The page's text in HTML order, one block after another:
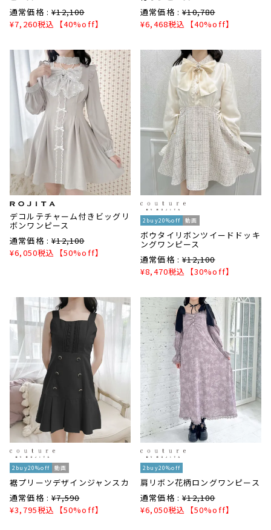
通常価格 : ¥12,100
¥7,260税込 【40%off】
通常価格 : ¥10,780
¥6,468税込 【40%off】
デコルテチャーム付きビッグリ
ボンワンピース
通常価格 : ¥12,100
¥6,050税込 【50%off】
2buy20%off 動画
ボウタイリボンツイードドッキ
ングワンピース
通常価格 : ¥12,100
¥8,470税込 【30%off】
2buy20%off 動画
裾プリーツデザインジャンスカ
通常価格 : ¥7,590
¥3,795税込 【50%off】
2buy20%off
肩リボン花柄ロングワンピース
通常価格 : ¥12,100
¥6,050税込 【50%off】